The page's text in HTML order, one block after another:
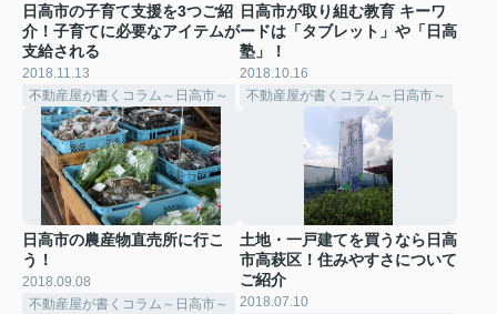
日高市の子育て支援を3つご紹
介！子育てに必要なアイテムが
支給される
2018.11.13
不動産屋が書くコラム～日高市～
日高市が取り組む教育 キーワ
ードは「タブレット」や「日高
塾」！
2018.10.16
不動産屋が書くコラム～日高市～
日高市の農産物直売所に行こ
う！
2018.09.08
不動産屋が書くコラム～日高市～
土地・一戸建てを買うなら日高
市高萩区！住みやすさについて
ご紹介
2018.07.10